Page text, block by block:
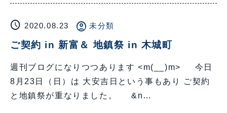
schedule 2020.08.23 account_circle 未分類
ご契約 in 新富＆ 地鎮祭 in 木城町
週刊ブログになりつつあります <m(__)m> 今日
8月23日（日）は 大安吉日という事もあり ご契約
と地鎮祭が重なりました。 &n…